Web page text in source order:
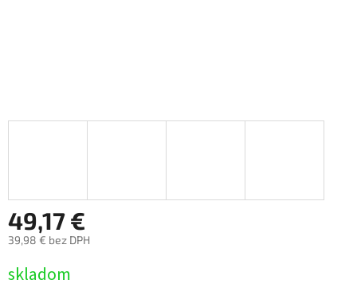
49,17 €
39,98 € bez DPH
cena:
skladom